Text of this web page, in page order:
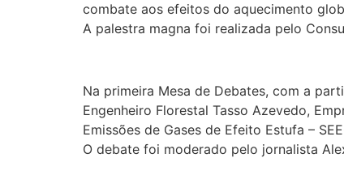
combate aos efeitos do aquecimento
A palestra magna foi realizada pelo
Na primeira Mesa de Debates, com a
Engenheiro Florestal Tasso Azevedo,
Emissões de Gases de Efeito Estufa –
O debate foi moderado pelo jornalista